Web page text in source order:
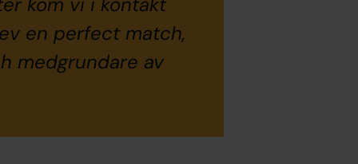
en perfect match,
medgrundare av